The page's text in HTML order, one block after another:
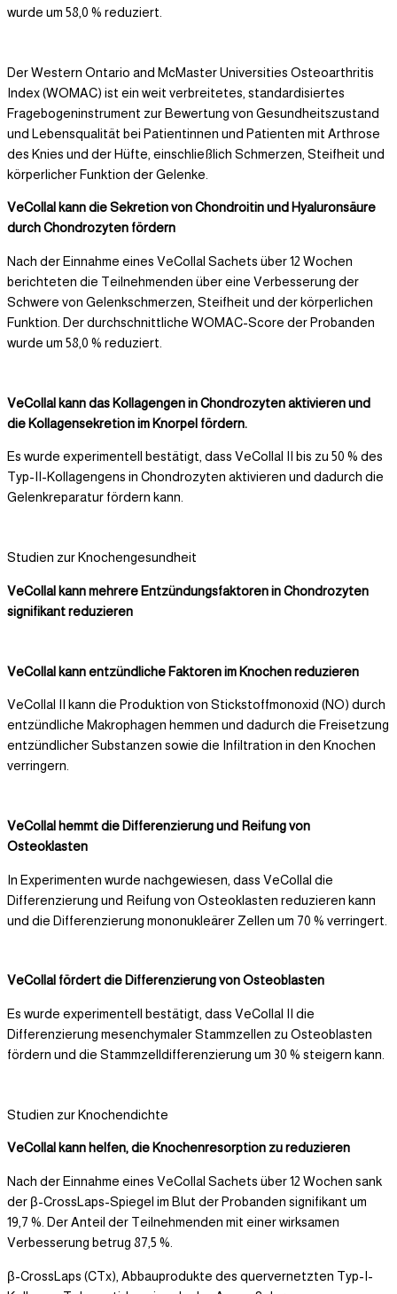
wurde um 58,0 % reduziert.
Der Western Ontario and McMaster Universities Osteoarthritis
Index (WOMAC) ist ein weit verbreitetes, standardisiertes
Fragebogeninstrument zur Bewertung von Gesundheitszustand
und Lebensqualität bei Patientinnen und Patienten mit Arthrose
des Knies und der Hüfte, einschließlich Schmerzen, Steifheit und
körperlicher Funktion der Gelenke.
VeCollal kann die Sekretion von Chondroitin und Hyaluronsäure
durch Chondrozyten fördern
Nach der Einnahme eines VeCollal Sachets über 12 Wochen
berichteten die Teilnehmenden über eine Verbesserung der
Schwere von Gelenkschmerzen, Steifheit und der körperlichen
Funktion. Der durchschnittliche WOMAC-Score der Probanden
wurde um 58,0 % reduziert.
VeCollal kann das Kollagengen in Chondrozyten aktivieren und
die Kollagensekretion im Knorpel fördern.
Es wurde experimentell bestätigt, dass VeCollal II bis zu 50 % des
Typ-II-Kollagengens in Chondrozyten aktivieren und dadurch die
Gelenkreparatur fördern kann.
Studien zur Knochengesundheit
VeCollal kann mehrere Entzündungsfaktoren in Chondrozyten
signifikant reduzieren
VeCollal kann entzündliche Faktoren im Knochen reduzieren
VeCollal II kann die Produktion von Stickstoffmonoxid (NO) durch
entzündliche Makrophagen hemmen und dadurch die Freisetzung
entzündlicher Substanzen sowie die Infiltration in den Knochen
verringern.
VeCollal hemmt die Differenzierung und Reifung von
Osteoklasten
In Experimenten wurde nachgewiesen, dass VeCollal die
Differenzierung und Reifung von Osteoklasten reduzieren kann
und die Differenzierung mononukleärer Zellen um 70 % verringert.
VeCollal fördert die Differenzierung von Osteoblasten
Es wurde experimentell bestätigt, dass VeCollal II die
Differenzierung mesenchymaler Stammzellen zu Osteoblasten
fördern und die Stammzelldifferenzierung um 30 % steigern kann.
Studien zur Knochendichte
VeCollal kann helfen, die Knochenresorption zu reduzieren
Nach der Einnahme eines VeCollal Sachets über 12 Wochen sank
der β-CrossLaps-Spiegel im Blut der Probanden signifikant um
19,7 %. Der Anteil der Teilnehmenden mit einer wirksamen
Verbesserung betrug 87,5 %.
β-CrossLaps (CTx), Abbauprodukte des quervernetzten Typ-I-